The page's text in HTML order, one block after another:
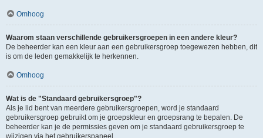
Omhoog
Waarom staan verschillende gebruikersgroepen in een andere kleur?
De beheerder kan een kleur aan een gebruikersgroep toegewezen hebben, dit
is om de leden gemakkelijk te herkennen.
Omhoog
Wat is de "Standaard gebruikersgroep"?
Als je lid bent van meerdere gebruikersgroepen, word je standaard
gebruikersgroep gebruikt om je groepskleur en groepsrang te bepalen. De
beheerder kan je de permissies geven om je standaard gebruikersgroep te
wijzigen via het gebruikerspaneel.